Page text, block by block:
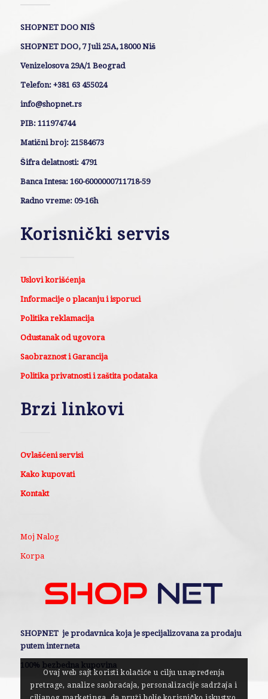
SHOPNET DOO NIŠ
SHOPNET DOO, 7 Juli 25A, 18000 Niš
Venizelosova 29A/1 Beograd
Telefon: +381 63 455024
info@shopnet.rs
PIB: 111974744
Matični broj: 21584673
Šifra delatnosti: 4791
Banca Intesa: 160-6000000711718-59
Radno vreme: 09-16h
Korisnički servis
Uslovi korišćenja
Informacije o placanju i isporuci
Politika reklamacija
Odustanak od ugovora
Saobraznost i Garancija
Politika privatnosti i zaštita podataka
Brzi linkovi
Ovlašćeni servisi
Kako kupovati
Kontakt
Moj Nalog
Korpa
SHOPNET je prodavnica koja je specijalizovana za prodaju
putem interneta
100% bezbedna kupovina
Ovaj web sajt koristi kolačiće u cilju unapređenja
pretrage, analize saobraćaja, personalizacije sadržaja i